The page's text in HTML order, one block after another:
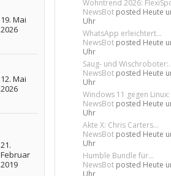
19. Mai
2026
12. Mai
2026
21.
Februar
2019
Wohntrend 2026:
NewsBot posted Heute
Uhr
WhatsApp erleichtert...
NewsBot posted Heute
Uhr
Saug- und
NewsBot posted Heute
Uhr
Windows 11 gegen Linux:
NewsBot posted Heute
Uhr
Akte X: Chris Carters...
NewsBot posted Heute
Uhr
Humble Bundle für...
NewsBot posted Heute
Uhr